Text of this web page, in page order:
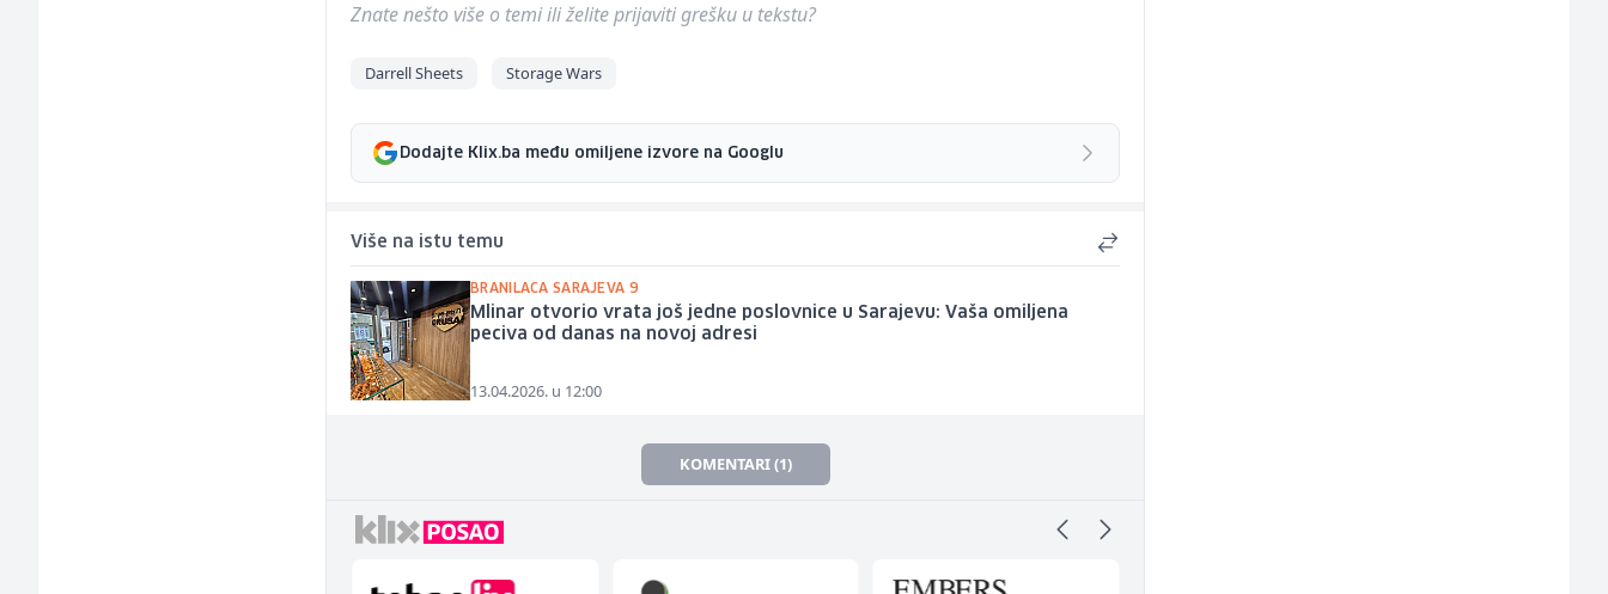
Znate nešto više o temi ili želite prijaviti grešku u tekstu?
Darrell Sheets Storage Wars
Dodajte Klix.ba među omiljene izvore na Googlu
Više na istu temu
BRANILACA SARAJEVA 9
Mlinar otvorio vrata još jedne poslovnice u Sarajevu: Vaša omiljena
peciva od danas na novoj adresi
13.04.2026. u 12:00
KOMENTARI (1)